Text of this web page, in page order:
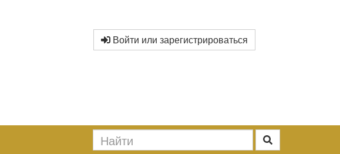
Войти или зарегистрироваться